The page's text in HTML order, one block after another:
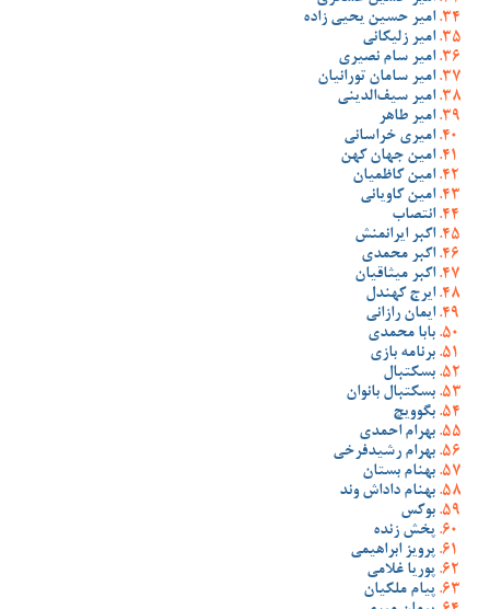
امیر حسین یحیی زاده
امیر زلیکانی
امیر سام نصیری
امیر سامان تورانیان
امیر سیف‌الدینی
امیر طاهر
امیری خراسانی
امین جهان کهن
امین کاظمیان
امین کاویانی
انتصاب
اکبر ایرانمنش
اکبر محمدی
اکبر میثاقیان
ایرج کهندل
ایمان رازانی
بابا محمدی
برنامه بازی
بسکتبال
بسکتبال بانوان
بگوویچ
بهرام احمدی
بهرام رشیدفرخی
بهنام بستان
بهنام داداش وند
بوکس
پخش زنده
پرویز ابراهیمی
پوریا غلامی
پیام ملکیان